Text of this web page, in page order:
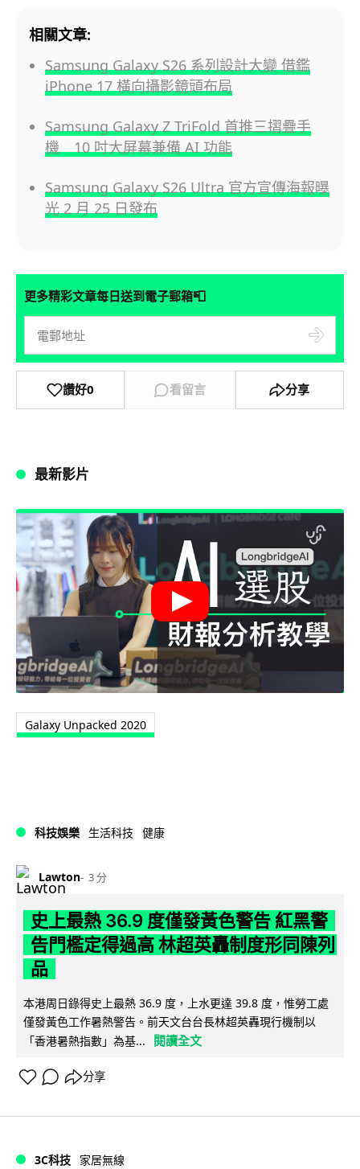
相關文章:
Samsung Galaxy S26 系列設計大變 借鑑
iPhone 17 橫向攝影鏡頭布局
Samsung Galaxy Z TriFold 首推三摺疊手
機 10 吋大屏幕兼備 AI 功能
Samsung Galaxy S26 Ultra 官方宣傳海報曝
光 2 月 25 日發布
更多精彩文章每日送到電子郵箱📮
讚好0 看留言 分享
最新影片
Galaxy Unpacked 2020
科技娛樂 生活科技 健康
Lawton 3 分
史上最熱 36.9 度僅發黃色警告 紅黑警
告門檻定得過高 林超英轟制度形同陳列
品
本港周日錄得史上最熱 36.9 度，上水更達 39.8 度，惟勞工處
僅發黃色工作暑熱警告。前天文台台長林超英轟現行機制以
「香港暑熱指數」為基...
閱讀全文
分享
3C科技 家居無線